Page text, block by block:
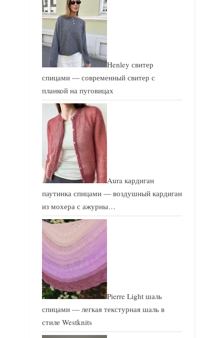
с
ь
:
Henley свитер
спицами — современный свитер с
планкой на пуговицах
Aura кардиган
паутинка спицами — воздушный кардиган
из мохера с ажурны…
Pierre Light шаль
спицами — легкая текстурная шаль в
стиле Westknits